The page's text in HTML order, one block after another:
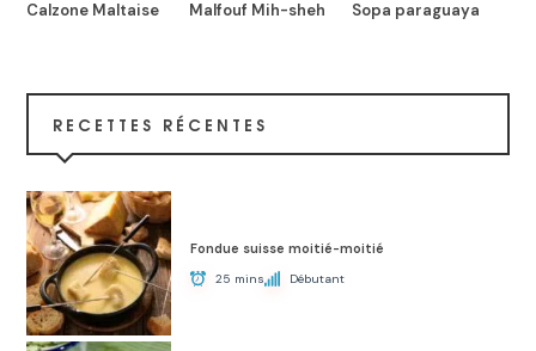
Calzone Maltaise Malfouf Mih-sheh Sopa paraguaya
RECETTES RÉCENTES
Fondue suisse moitié-moitié
25 mins Débutant